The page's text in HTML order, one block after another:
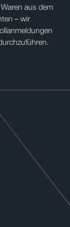
aus dem
– wir